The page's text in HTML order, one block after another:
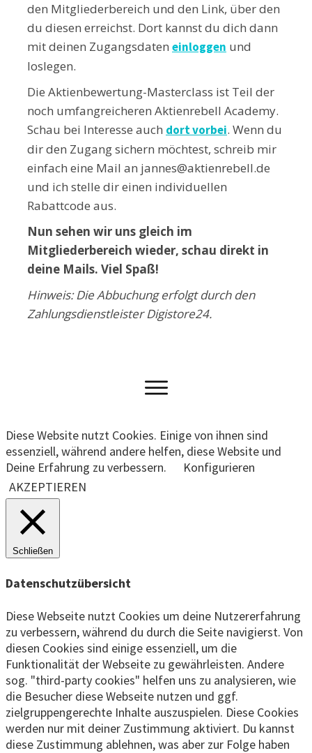
den Mitgliederbereich und den Link, über den
du diesen erreichst. Dort kannst du dich dann
mit deinen Zugangsdaten einloggen und
loslegen.
Die Aktienbewertung-Masterclass ist Teil der
noch umfangreicheren Aktienrebell Academy.
Schau bei Interesse auch dort vorbei. Wenn du
dir den Zugang sichern möchtest, schreib mir
einfach eine Mail an jannes@aktienrebell.de
und ich stelle dir einen individuellen
Rabattcode aus.
Nun sehen wir uns gleich im
Mitgliederbereich wieder, schau direkt in
deine Mails. Viel Spaß!
Hinweis: Die Abbuchung erfolgt durch den
Zahlungsdienstleister Digistore24.
Diese Website nutzt Cookies. Einige von ihnen sind
essenziell, während andere helfen, diese Website und
Deine Erfahrung zu verbessern.
Konfigurieren
AKZEPTIEREN
Schließen
Datenschutzübersicht
Diese Webseite nutzt Cookies um deine Nutzererfahrung
zu verbessern, während du durch die Seite navigierst. Von
diesen Cookies sind einige essenziell, um die
Funktionalität der Webseite zu gewährleisten. Andere
sog. "third-party cookies" helfen uns zu analysieren, wie
die Besucher diese Webseite nutzen und ggf.
zielgruppengerechte Inhalte auszuspielen. Diese Cookies
werden nur mit deiner Zustimmung aktiviert. Du kannst
diese Zustimmung ablehnen, was aber zur Folge haben